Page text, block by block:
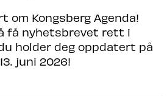
om Kongsberg Agenda!
få nyhetsbrevet rett i
holder deg oppdatert på
juni 2026!